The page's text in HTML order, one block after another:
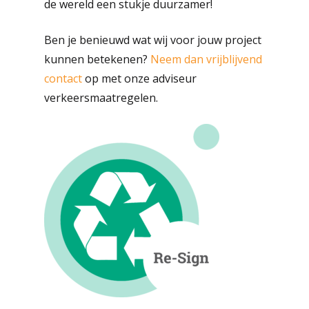
de wereld een stukje duurzamer!
Ben je benieuwd wat wij voor jouw project
kunnen betekenen? Neem dan vrijblijvend
contactop met onze adviseur
verkeersmaatregelen.
Verkeersplan
Verkeersregelaars
Evenementen
Tijdelijke Bebording
Wegafzetting
Nieuws
Over Ons
Werken Bij
HR Medewerker
Verkeersmaatregelen
Projectleider
Contact
Offerte
info@